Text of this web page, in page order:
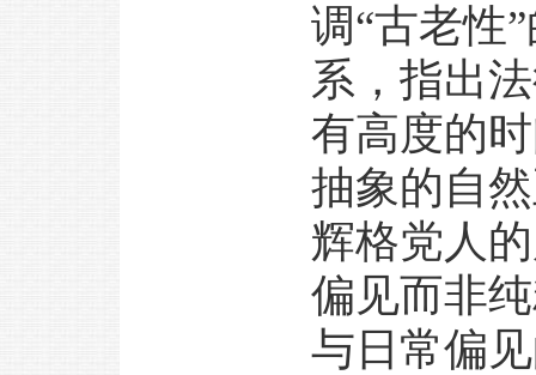
调“古老性
系，指出
有高度的
抽象的自
辉格党人
偏见而非
与日常偏